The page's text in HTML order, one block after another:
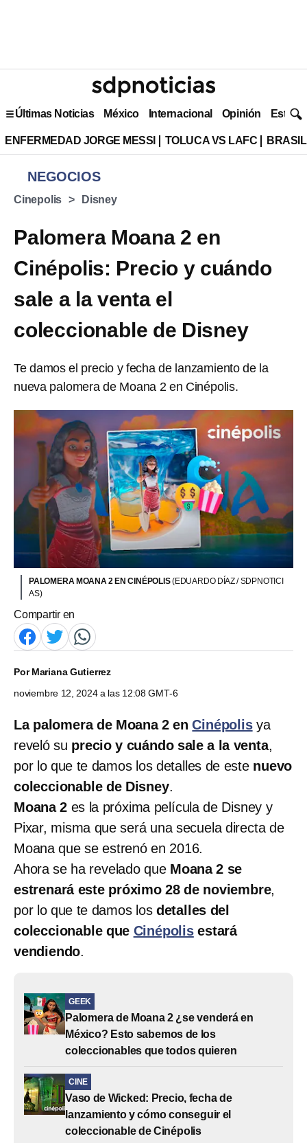
Últimas Noticias México Internacional Opinión Estilo
ENFERMEDAD JORGE MESSI TOLUCA VS LAFC
NEGOCIOS
Cinepolis Disney
Palomera Moana 2 en
Cinépolis: Precio y cuándo
sale a la venta el
coleccionable de Disney
Te damos el precio y fecha de lanzamiento de la
nueva palomera de Moana 2 en Cinépolis.
PALOMERA MOANA 2 EN CINÉPOLIS(EDUARDO DÍAZ / SDPNOTICI
AS)
Compartir en
PorMariana Gutierrez
noviembre 12, 2024 a las 12:08 GMT-6
La palomera de Moana 2 enCinépolis ya
reveló su precio y cuándo sale a la venta,
por lo que te damos los detalles de este nuevo
coleccionable de Disney.
Moana 2 es la próxima película de Disney y
Pixar, misma que será una secuela directa de
Moana que se estrenó en 2016.
Ahora se ha revelado que Moana 2 se
estrenará este próximo 28 de noviembre,
por lo que te damos losdetalles del
coleccionable que Cinépolisestará
vendiendo.
GEEK
Palomera de Moana 2 ¿se venderá en
México? Esto sabemos de los
coleccionables que todos quieren
CINE
Vaso de Wicked: Precio, fecha de
lanzamiento y cómo conseguir el
coleccionable de Cinépolis